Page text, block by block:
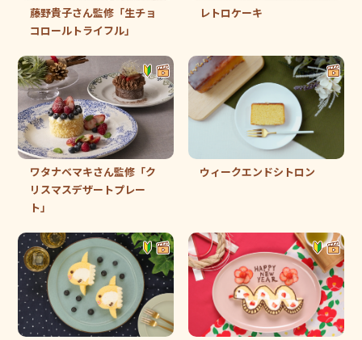
藤野貴子さん監修「生チョ
コロールトライフル」
レトロケーキ
ワタナベマキさん監修「ク
リスマスデザートプレー
ト」
ウィークエンドシトロン